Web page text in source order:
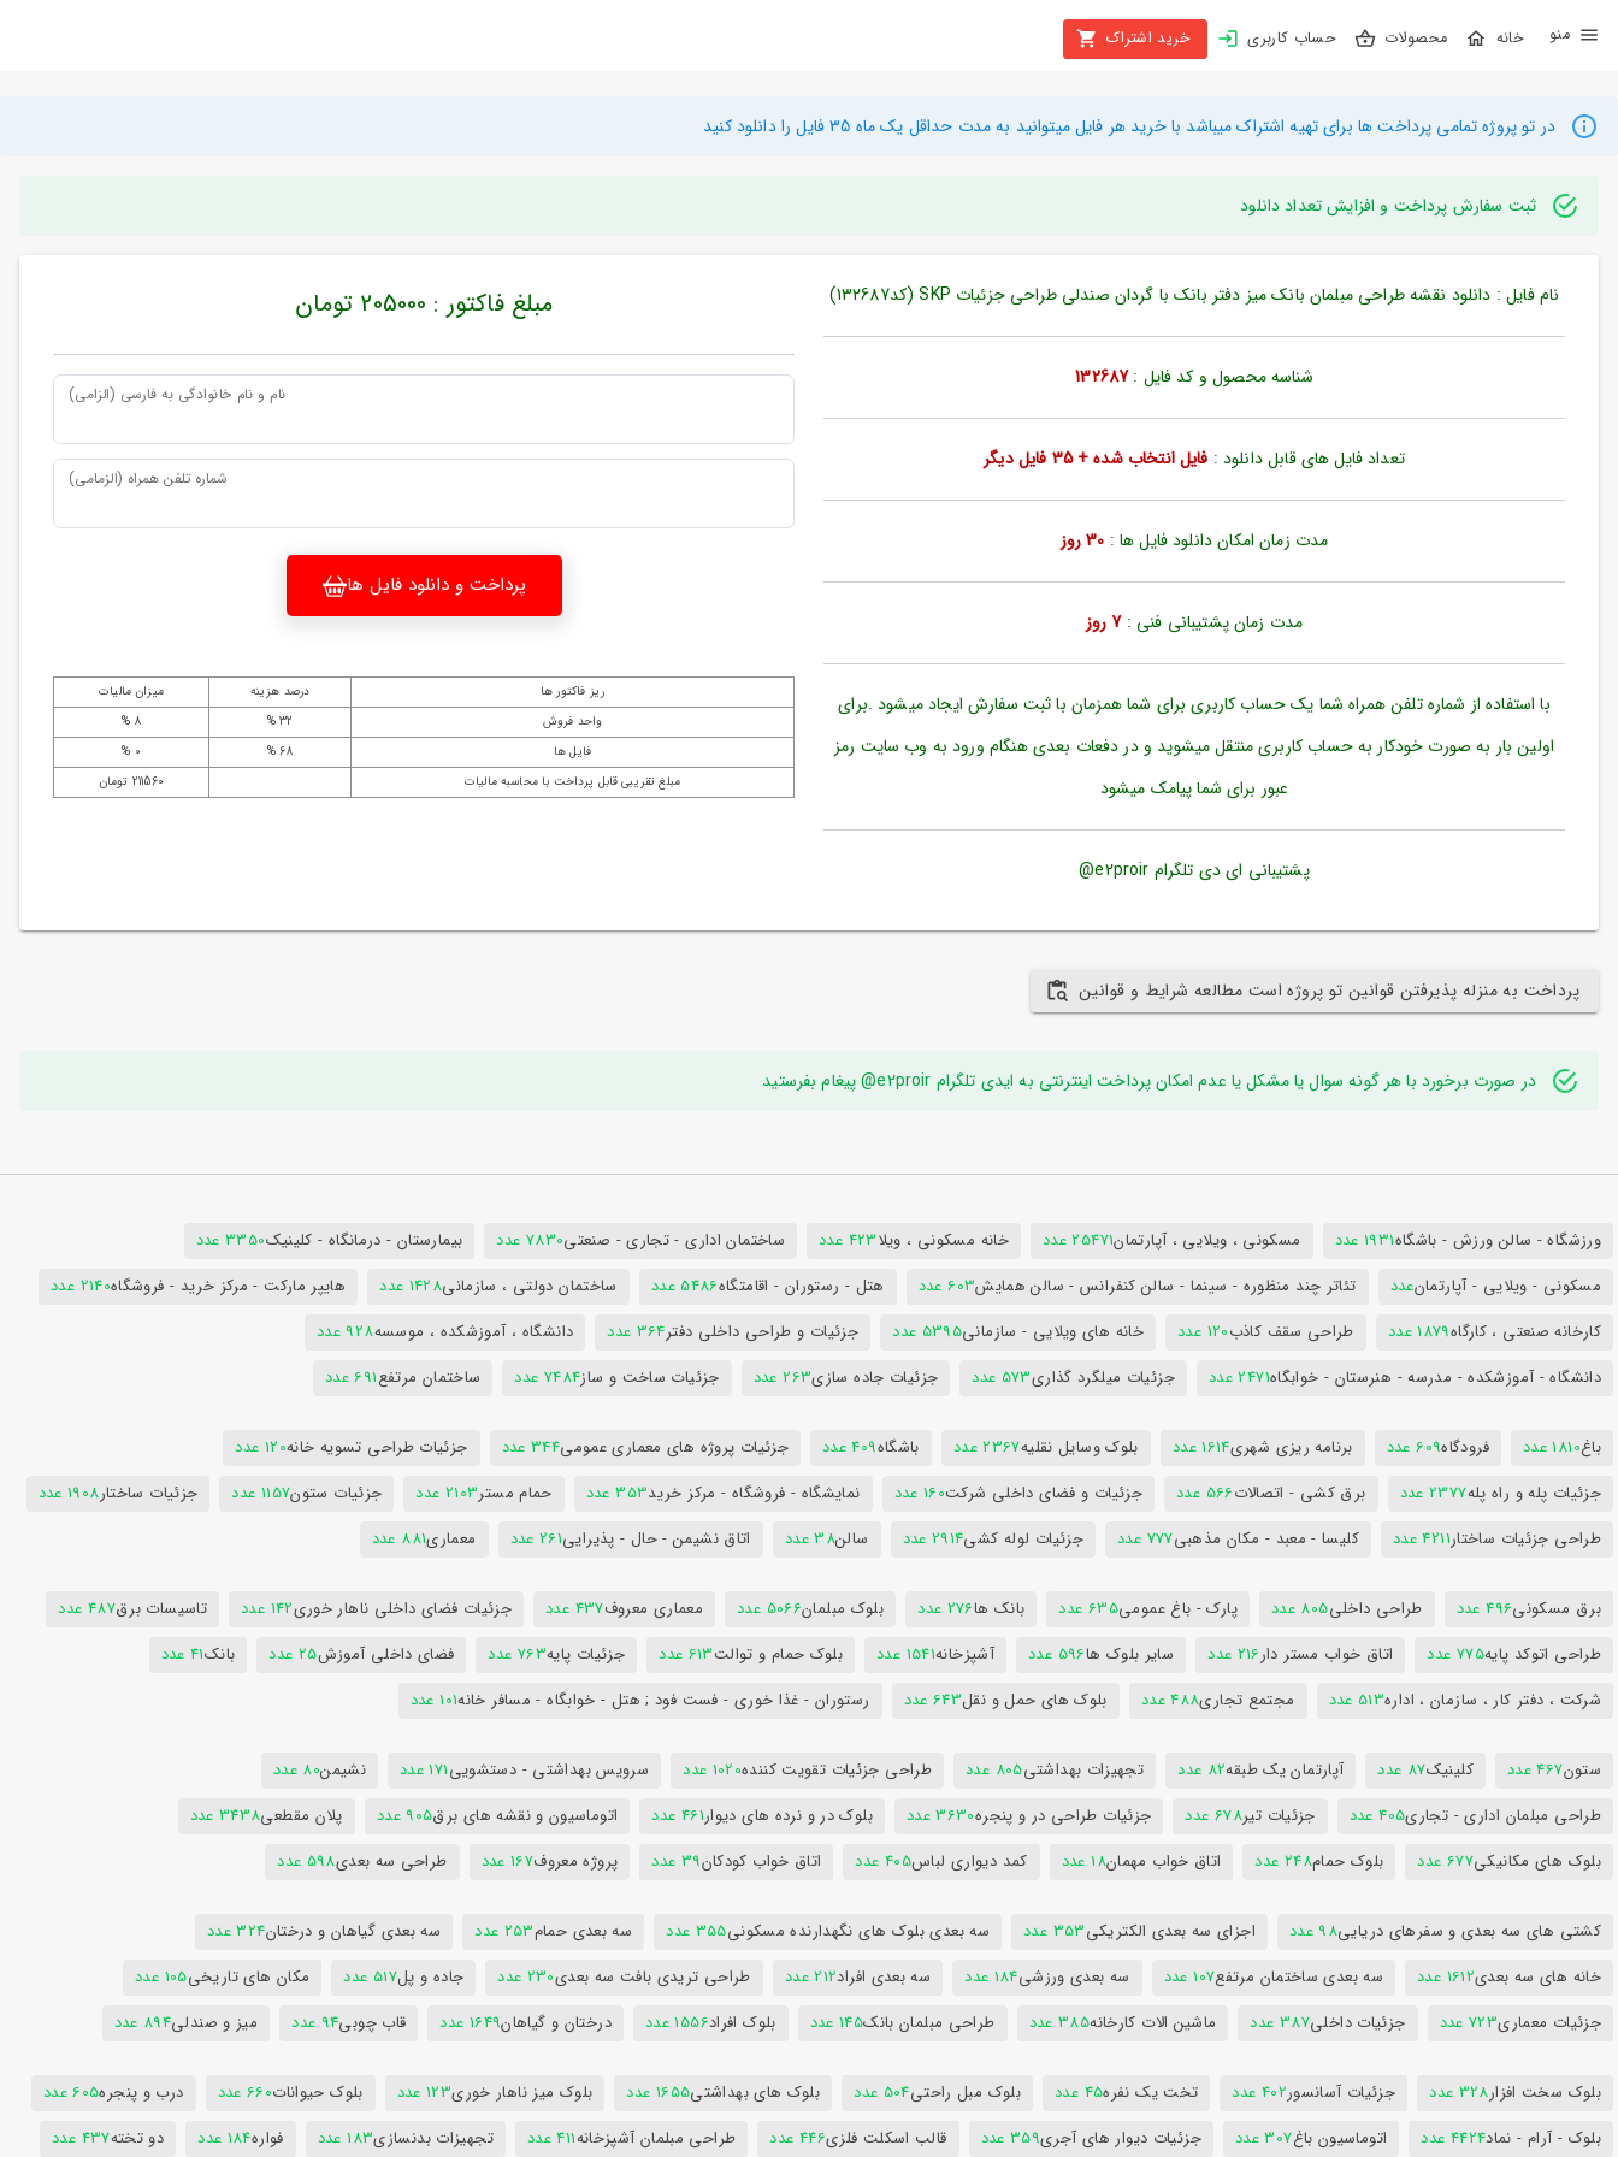
محصولات حساب کاربری خرید اشتراک
بستن
محصولات
اشتراک
کاربری
ثبت
بازیابی
رمز
علاقه
در تو پروژه تمامی پرداخت ها برای تهیه اشتراک میباشد با خرید هر فایل میتوانید به مدت حداقل یک ماه 35 فایل را دانلود کنید
ثبت سفارش پرداخت و افزایش تعداد دانلود
نام فایل : دانلود نقشه طراحی مبلمان بانک میز دفتر بانک با گردان صندلی طراحی جزئیات SKP (کد132687)
شناسه محصول و کد فایل :132687
تعداد فایل های قابل دانلود : فایل انتخاب شده + 35 فایل دیگر
مدت زمان امکان دانلود فایل ها : 30 روز
مدت زمان پشتیبانی فنی :7 روز
با استفاده از شماره تلفن همراه شما یک حساب کاربری برای شما همزمان با ثبت سفارش ایجاد میشود .برای
اولین بار به صورت خودکار به حساب کاربری منتقل میشوید و در دفعات بعدی هنگام ورود به وب سایت رمز
عبور برای شما پیامک میشود
پشتیبانی ای دی تلگرام e2proir@
مبلغ فاکتور : 205000 تومان
نام و نام خانوادگی به فارسی (الزامی)
شماره تلفن همراه (الزمامی)
پرداخت و دانلود فایل ها
ریز فاکتور ها درصد هزینه
میزان مالیات
واحد فروش
32 %
8 %
فایل ها
68 %
0 %
مبلغ تقریبی قابل پرداخت با محاسبه مالیات
211560 تومان
پرداخت به منزله پذیرفتن قوانین تو پروژه است مطالعه شرایط و قوانین
در صورت برخورد با هر گونه سوال یا مشکل یا عدم امکان پرداخت اینترنتی به ایدی تلگرام e2proir@ پیغام بفرستید
ورزشگاه - سالن ورزش - باشگاه1931 عدد مسکونی ، ویلایی ، آپارتمان25471 عدد خانه مسکونی ، ویلا423 عدد ساختمان اداری - تجاری - صنعتی7830 عدد بیمارستان - درمانگاه - کلینیک3350 عدد
مسکونی - ویلایی - آپارتمانعدد تئاتر چند منظوره - سینما - سالن کنفرانس - سالن همایش603 عدد هتل - رستوران - اقامتگاه5486 عدد ساختمان دولتی ، سازمانی1428 عدد هایپر مارکت - مرکز خرید - فروشگاه2140 عدد
کارخانه صنعتی ، کارگاه1879 عدد طراحی سقف کاذب120 عدد خانه های ویلایی - سازمانی5395 عدد جزئیات و طراحی داخلی دفتر364 عدد دانشگاه ، آموزشکده ، موسسه928 عدد
دانشگاه - آموزشکده - مدرسه - هنرستان - خوابگاه2471 عدد جزئیات میلگرد گذاری573 عدد جزئیات جاده سازی263 عدد جزئیات ساخت و ساز7484 عدد ساختمان مرتفع691 عدد
باغ1810 عدد فرودگاه609 عدد برنامه ریزی شهری1614 عدد بلوک وسایل نقلیه2367 عدد باشگاه409 عدد جزئیات پروژه های معماری عمومی344 عدد جزئیات طراحی تسویه خانه120 عدد
جزئیات پله و راه پله2377 عدد برق کشی - اتصالات566 عدد جزئیات و فضای داخلی شرکت160 عدد نمایشگاه - فروشگاه - مرکز خرید353 عدد حمام مستر2103 عدد جزئیات ستون1157 عدد جزئیات ساختار1908 عدد
طراحی جزئیات ساختار4211 عدد کلیسا - معبد - مکان مذهبی777 عدد جزئیات لوله کشی2914 عدد سالن38 عدد اتاق نشیمن - حال - پذیرایی261 عدد معماری881 عدد
برق مسکونی496 عدد طراحی داخلی805 عدد پارک - باغ عمومی635 عدد بانک ها276 عدد بلوک مبلمان5066 عدد معماری معروف437 عدد جزئیات فضای داخلی ناهار خوری142 عدد تاسیسات برق487 عدد
طراحی اتوکد پایه775 عدد اتاق خواب مستر دار216 عدد سایر بلوک ها596 عدد آشپزخانه1541 عدد بلوک حمام و توالت613 عدد جزئیات پایه763 عدد فضای داخلی آموزش25 عدد بانک41 عدد
شرکت ، دفتر کار ، سازمان ، اداره513 عدد مجتمع تجاری488 عدد بلوک های حمل و نقل643 عدد رستوران - غذا خوری - فست فود ; هتل - خوابگاه - مسافر خانه101 عدد
ستون467 عدد کلینیک87 عدد آپارتمان یک طبقه82 عدد تجهیزات بهداشتی805 عدد طراحی جزئیات تقویت کننده1020 عدد سرویس بهداشتی - دستشویی171 عدد نشیمن80 عدد
طراحی مبلمان اداری - تجاری405 عدد جزئیات تیر678 عدد جزئیات طراحی در و پنجره3630 عدد بلوک در و نرده های دیوار461 عدد اتوماسیون و نقشه های برق905 عدد پلان مقطعی3438 عدد
بلوک های مکانیکی677 عدد بلوک حمام248 عدد اتاق خواب مهمان18 عدد کمد دیواری لباس405 عدد اتاق خواب کودکان39 عدد پروژه معروف167 عدد طراحی سه بعدی598 عدد
کشتی های سه بعدی و سفرهای دریایی98 عدد اجزای سه بعدی الکتریکی353 عدد سه بعدی بلوک های نگهدارنده مسکونی355 عدد سه بعدی حمام253 عدد سه بعدی گیاهان و درختان324 عدد
خانه های سه بعدی1612 عدد سه بعدی ساختمان مرتفع107 عدد سه بعدی ورزشی184 عدد سه بعدی افراد212 عدد طراحی تریدی بافت سه بعدی230 عدد جاده و پل517 عدد مکان های تاریخی105 عدد
جزئیات معماری723 عدد جزئیات داخلی387 عدد ماشین الات کارخانه385 عدد طراحی مبلمان بانک145 عدد بلوک افراد1556 عدد درختان و گیاهان1649 عدد قاب چوبی94 عدد میز و صندلی894 عدد
بلوک سخت افزار328 عدد جزئیات آسانسور402 عدد تخت یک نفره45 عدد بلوک مبل راحتی504 عدد بلوک های بهداشتی1655 عدد بلوک میز ناهار خوری123 عدد بلوک حیوانات660 عدد درب و پنجره605 عدد
بلوک - آرام - نماد4424 عدد اتوماسیون باغ307 عدد جزئیات دیوار های آجری359 عدد قالب اسکلت فلزی446 عدد طراحی مبلمان آشپزخانه411 عدد تجهیزات بدنسازی183 عدد فواره184 عدد دو تخته437 عدد